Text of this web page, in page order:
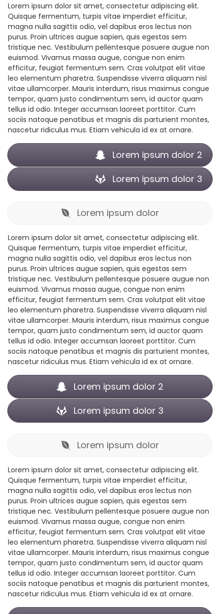
Lorem ipsum dolor sit amet, consectetur adipiscing elit.
Quisque fermentum, turpis vitae imperdiet efficitur,
magna nulla sagittis odio, vel dapibus eros lectus non
purus. Proin ultrices augue sapien, quis egestas sem
tristique nec. Vestibulum pellentesque posuere augue non
euismod. Vivamus massa augue, congue non enim
efficitur, feugiat fermentum sem. Cras volutpat elit vitae
leo elementum pharetra. Suspendisse viverra aliquam nisl
vitae ullamcorper. Mauris interdum, risus maximus congue
tempor, quam justo condimentum sem, id auctor quam
tellus id odio. Integer accumsan laoreet porttitor. Cum
sociis natoque penatibus et magnis dis parturient montes,
nascetur ridiculus mus. Etiam vehicula id ex at ornare.
Lorem ipsum dolor 2
Lorem ipsum dolor 3
Lorem ipsum dolor
Lorem ipsum dolor sit amet, consectetur adipiscing elit.
Quisque fermentum, turpis vitae imperdiet efficitur,
magna nulla sagittis odio, vel dapibus eros lectus non
purus. Proin ultrices augue sapien, quis egestas sem
tristique nec. Vestibulum pellentesque posuere augue non
euismod. Vivamus massa augue, congue non enim
efficitur, feugiat fermentum sem. Cras volutpat elit vitae
leo elementum pharetra. Suspendisse viverra aliquam nisl
vitae ullamcorper. Mauris interdum, risus maximus congue
tempor, quam justo condimentum sem, id auctor quam
tellus id odio. Integer accumsan laoreet porttitor. Cum
sociis natoque penatibus et magnis dis parturient montes,
nascetur ridiculus mus. Etiam vehicula id ex at ornare.
Lorem ipsum dolor 2
Lorem ipsum dolor 3
Lorem ipsum dolor
Lorem ipsum dolor sit amet, consectetur adipiscing elit.
Quisque fermentum, turpis vitae imperdiet efficitur,
magna nulla sagittis odio, vel dapibus eros lectus non
purus. Proin ultrices augue sapien, quis egestas sem
tristique nec. Vestibulum pellentesque posuere augue non
euismod. Vivamus massa augue, congue non enim
efficitur, feugiat fermentum sem. Cras volutpat elit vitae
leo elementum pharetra. Suspendisse viverra aliquam nisl
vitae ullamcorper. Mauris interdum, risus maximus congue
tempor, quam justo condimentum sem, id auctor quam
tellus id odio. Integer accumsan laoreet porttitor. Cum
sociis natoque penatibus et magnis dis parturient montes,
nascetur ridiculus mus. Etiam vehicula id ex at ornare.